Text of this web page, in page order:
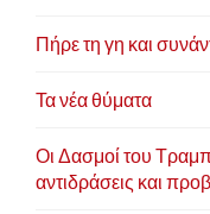
Πήρε τη γη και
Τα νέα θύματα
Οι Δασμοί του
αντιδράσεις και